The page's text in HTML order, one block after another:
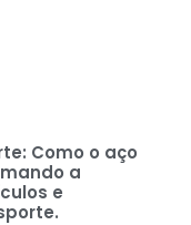
Como o aço
a
e